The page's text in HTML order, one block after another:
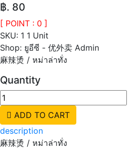
฿. 80
[ POINT : 0 ]
SKU: 1 1 Unit
Shop: ยูอีซี - 优外卖 Admin
麻辣烫 / หม่าล่าทั่ง
Quantity
ADD TO CART
description
麻辣烫 / หม่าล่าทั่ง